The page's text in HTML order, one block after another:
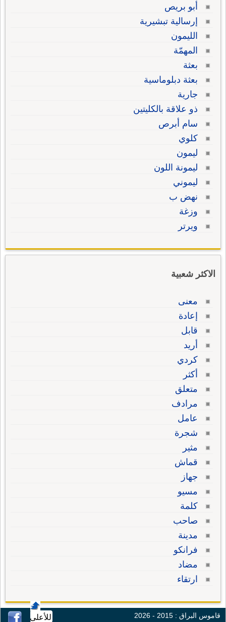
أبو بريص
إرسالية تبشيرية
الليمون
المهمّة
بعثة
بعثة دبلوماسية
جارية
ذو علاقة بالكليتين
سام أبرص
كلوي
ليمون
ليمونة اللون
ليموني
نهض ب
وزغة
ويرتر
الاكثر شعبية
معنى
إعادة
قابل
أريد
كردي
أكثر
متعلق
مرادف
عامل
شجرة
مثير
قماش
جهاز
مسيو
كلمة
صاحب
مدينة
فرانكو
مضاد
ارتقاء
للأعلى
قاموس البراق : 2015 - 2026